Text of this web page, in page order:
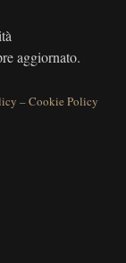
aggiornato.
–Cookie Policy